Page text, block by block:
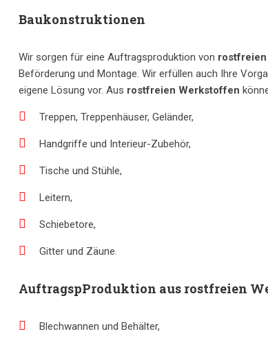
Baukonstruktionen
Wir sorgen für eine Auftragsproduktion von
Beförderung und Montage. Wir erfüllen auch Ihre
eigene Lösung vor. Aus rostfreien Werkstoffen
Treppen, Treppenhäuser, Geländer,
Handgriffe und Interieur-Zubehör,
Tische und Stühle,
Leitern,
Schiebetore,
Gitter und Zäune.
AuftragspProduktion aus rostfreien
Blechwannen und Behälter,